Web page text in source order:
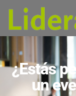
¿Estás
un